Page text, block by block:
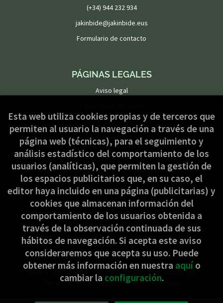
(+34) 944 232 934
jakinbide@jakinbide.eus
Formulario de contacto
PÁGINAS LEGALES
Aviso legal
Política de privacidad
Política de Cookies
ATENCIÓN AL CLIENTE
Quiénes somos
Pedidos especiales
Formulario de desistimiento
2026 ©Jakinbide - Librería Diocesana . Todos los
Derechos Reservados |Grupo Trevenque
Esta web utiliza cookies propias y de terceros que
permiten al usuario la navegación a través de una
página web (técnicas), para el seguimiento y
análisis estadístico del comportamiento de los
usuarios (analíticas), que permiten la gestión de
los espacios publicitarios que, en su caso, el
editor haya incluido en una página (publicitarias) y
cookies que almacenan información del
comportamiento de los usuarios obtenida a
través de la observación continuada de sus
hábitos de navegación. Si acepta este aviso
consideraremos que acepta su uso. Puede
obtener más información en nuestra aquío
cambiar la configuración.